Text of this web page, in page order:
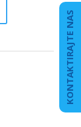
KONTAKTIRAJTE NAS